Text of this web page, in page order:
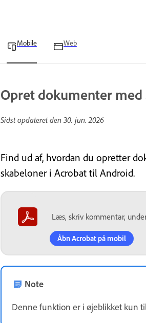
Mobile Web
Opret dokumenter med
Sidst opdateret den 30. jun. 2026
Find ud af, hvordan du opretter
skabeloner i Acrobat til Android.
Læs, skriv kommentar,
Åbn Acrobat på mobil
Note
Denne funktion er i øjeblikket kun